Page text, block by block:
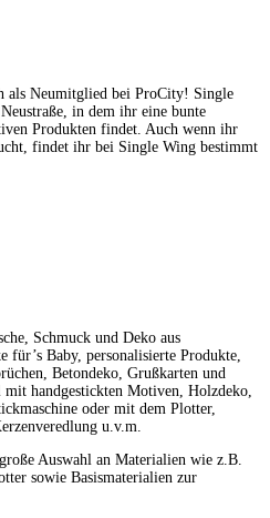
als Neumitglied bei ProCity! Single
in dem ihr eine bunte
Produkten findet. Auch wenn ihr
findet ihr bei Single Wing bestimmt
Schmuck und Deko aus
für’s Baby, personalisierte Produkte,
Betondeko, Grußkarten und
handgestickten Motiven, Holzdeko,
oder mit dem Plotter,
u.v.m.
Auswahl an Materialien wie z.B.
sowie Basismaterialien zur